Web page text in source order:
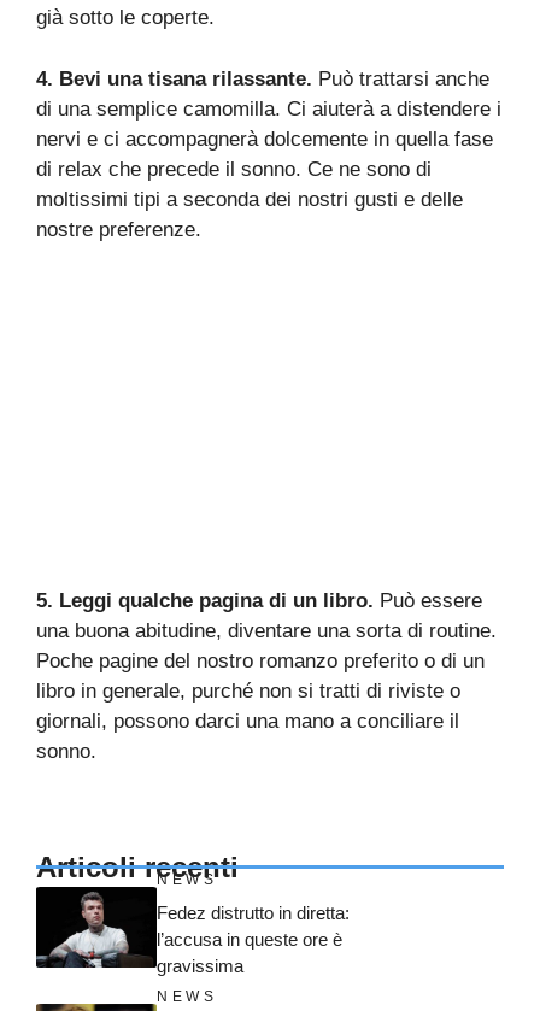
già sotto le coperte.
4. Bevi una tisana rilassante. Può trattarsi anche
di una semplice camomilla. Ci aiuterà a distendere i
nervi e ci accompagnerà dolcemente in quella fase
di relax che precede il sonno. Ce ne sono di
moltissimi tipi a seconda dei nostri gusti e delle
nostre preferenze.
5. Leggi qualche pagina di un libro. Può essere
una buona abitudine, diventare una sorta di routine.
Poche pagine del nostro romanzo preferito o di un
libro in generale, purché non si tratti di riviste o
giornali, possono darci una mano a conciliare il
sonno.
Articoli recenti
NEWS
Fedez distrutto in diretta:
l’accusa in queste ore è
gravissima
NEWS